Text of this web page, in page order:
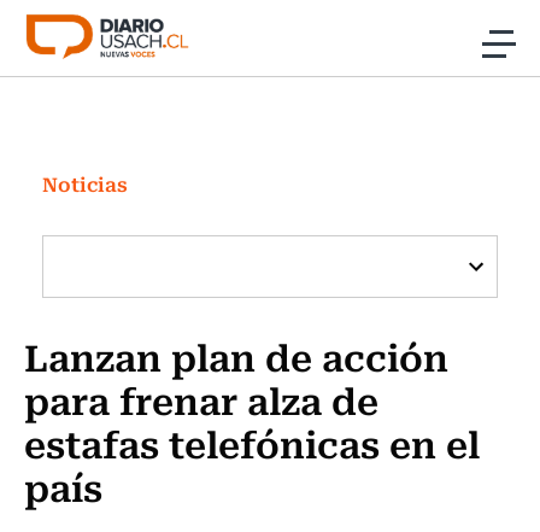
Click acá para ir directamente al contenido
Investigación
Cultura
Programas Radio y TV Usach
Noticias
Lanzan plan de acción
para frenar alza de
estafas telefónicas en el
país